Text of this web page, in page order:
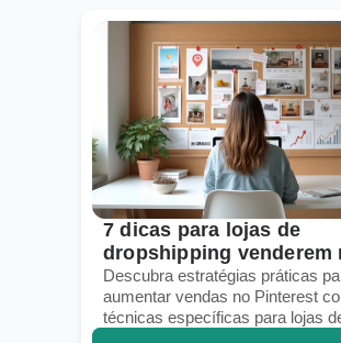
7 dicas para lojas de
dropshipping venderem
Pinterest em 2026
Descubra estratégias práticas
aumentar vendas no Pinterest
técnicas específicas para lojas